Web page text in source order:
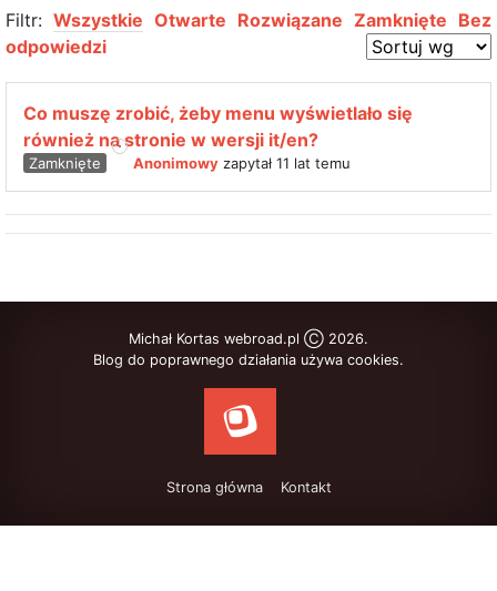
Filtr: Wszystkie Otwarte Rozwiązane Zamknięte Bez
odpowiedzi
Co muszę zrobić, żeby menu wyświetlało się
również na stronie w wersji it/en?
Zamknięte Anonimowy zapytał 11 lat temu
Michał Kortas webroad.pl Ⓒ 2026.
Blog do poprawnego działania używa cookies.
Strona główna Kontakt